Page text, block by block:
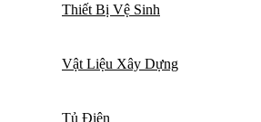
Thiết Bị Vệ Sinh
Vật Liệu Xây Dựng
Tủ Điện